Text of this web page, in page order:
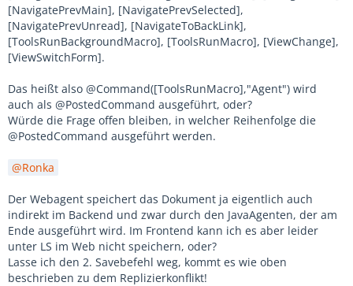
[NavigatePrevMain], [NavigatePrevSelected],
[NavigatePrevUnread], [NavigateToBackLink],
[ToolsRunBackgroundMacro], [ToolsRunMacro], [ViewChange],
[ViewSwitchForm].
Das heißt also @Command([ToolsRunMacro],"Agent") wird
auch als @PostedCommand ausgeführt, oder?
Würde die Frage offen bleiben, in welcher Reihenfolge die
@PostedCommand ausgeführt werden.
Ronka
Der Webagent speichert das Dokument ja eigentlich auch
indirekt im Backend und zwar durch den JavaAgenten, der am
Ende ausgeführt wird. Im Frontend kann ich es aber leider
unter LS im Web nicht speichern, oder?
Lasse ich den 2. Savebefehl weg, kommt es wie oben
beschrieben zu dem Replizierkonflikt!